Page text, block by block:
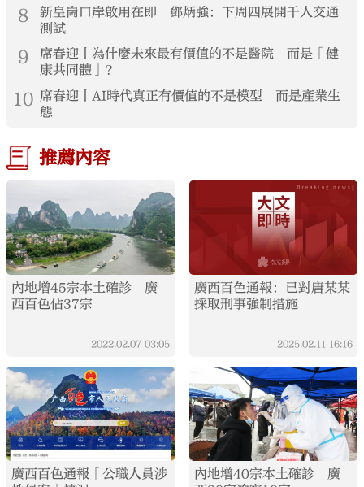
8
新皇崗口岸啟用在即 鄧炳強：下周四展開千人交通
測試
9
席春迎丨為什麼未來最有價值的不是醫院 而是「健
康共同體」？
10 席春迎丨AI時代真正有價值的不是模型 而是產業生
態
推薦內容
內地增45宗本土確診 廣
西百色佔37宗
2022.02.07 03:05
廣西百色通報：已對唐某某
採取刑事強制措施
2025.02.11 16:16
廣西百色通報「公職人員涉
內地增40宗本土確診 廣